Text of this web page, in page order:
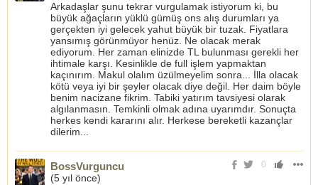
Arkadaşlar şunu tekrar vurgulamak istiyorum ki, bu
büyük ağaçların yüklü gümüş ons alış durumları ya
gerçekten iyi gelecek yahut büyük bir tuzak. Fiyatlara
yansımış görünmüyor henüz. Ne olacak merak
ediyorum. Her zaman elinizde TL bulunması gerekli her
ihtimale karşı. Kesinlikle de full işlem yapmaktan
kaçınırım. Makul olalım üzülmeyelim sonra... İlla olacak
kötü veya iyi bir şeyler olacak diye değil. Her daim böyle
benim nacizane fikrim. Tabiki yatırım tavsiyesi olarak
algılanmasın. Temkinli olmak adına uyarımdır. Sonuçta
herkes kendi kararını alır. Herkese bereketli kazançlar
dilerim...
0
BossVurguncu
(5 yıl önce)